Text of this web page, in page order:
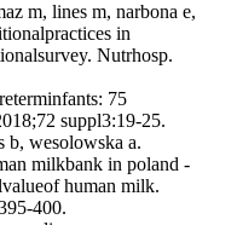
m, lines m, narbona e,
in
Nutrhosp.
75
suppl3:19-25.
b, wesolowska a.
milkbank in poland -
human milk.
400.